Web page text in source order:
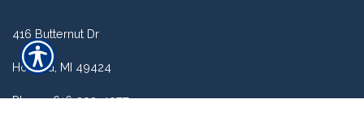
416 Butternut Dr
Holland, MI 49424
Phone: 616-393-4977